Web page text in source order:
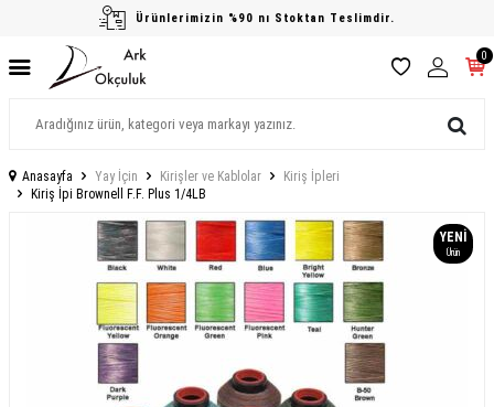
Ürünlerimizin %90 nı Stoktan Teslimdir.
0
Anasayfa Yay İçin Kirişler ve Kablolar
Kiriş İpleri
Kiriş İpi Brownell F.F. Plus 1/4LB
YENI
Ürün